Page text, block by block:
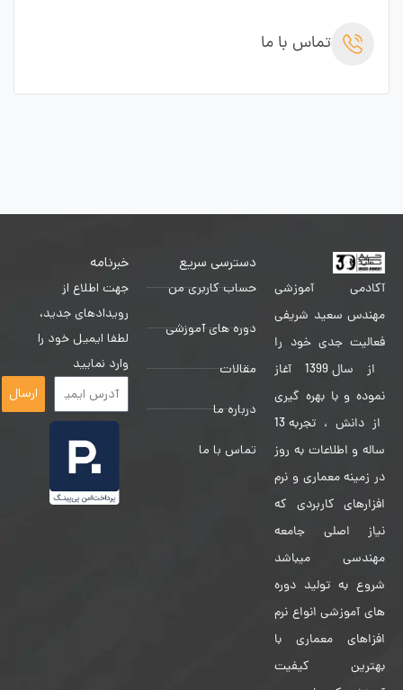
تماس با ما
آکادمی آموزشی
مهندس سعید شریفی
فعالیت جدی خود را
از سال 1399 آغاز
نموده و با بهره گیری
از دانش ، تجربه 13
ساله و اطلاعات به روز
در زمینه معماری و نرم
افزارهای کاربردی که
نیاز اصلی جامعه
مهندسی میباشد
شروع به تولید دوره
های آموزشی انواع نرم
افزاهای معماری با
بهترین کیفیت
دسترسی سریع
حساب کاربری من
دوره های آموزشی
مقالات
درباره ما
تماس با ما
خبرنامه
جهت اطلاع از
رویدادهای جدید،
لطفا ایمیل خود را
وارد نمایید
ارسال